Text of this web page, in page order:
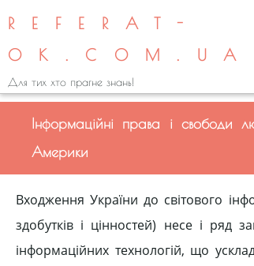
REFERAT-
OK.COM.UA
Для тих хто прагне знань!
Інформаційні права і свободи
Америки
Входження України до світового
здобутків і цінностей) несе і ряд
інформаційних технологій, що